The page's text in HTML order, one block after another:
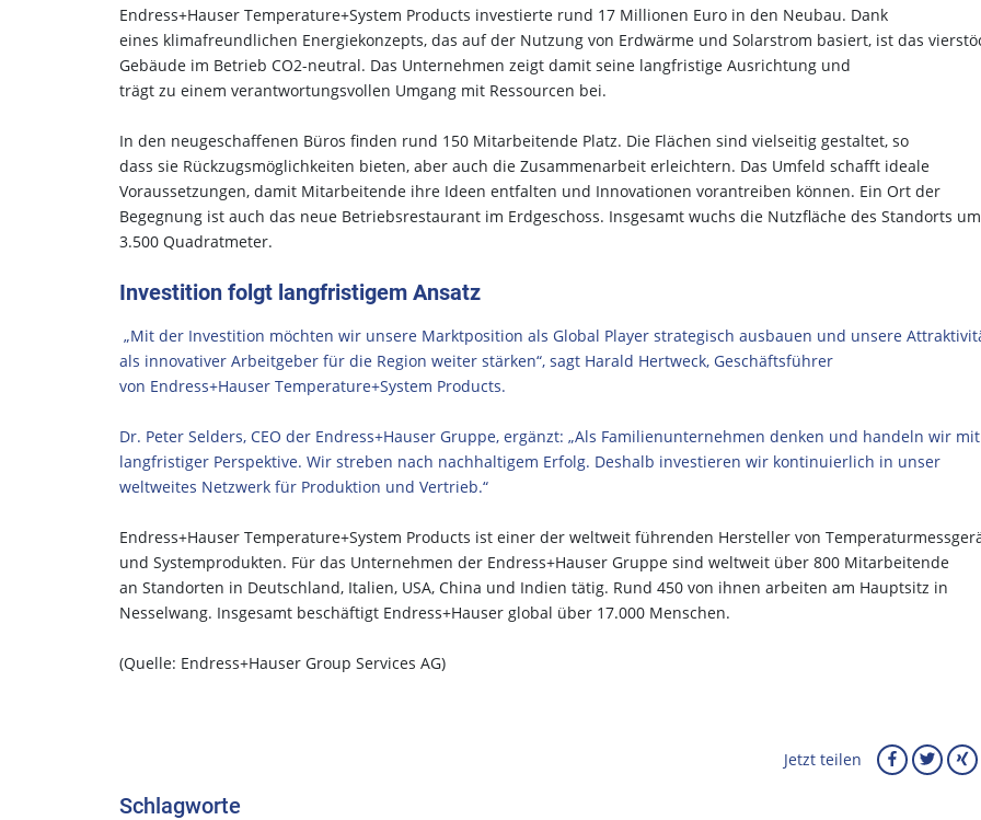
Endress+Hauser Temperature+System Products investierte rund 17 Millionen Euro in den Neubau. Dank
eines klimafreundlichen Energiekonzepts, das auf der Nutzung von Erdwärme und Solarstrom basiert, ist das
Gebäude im Betrieb CO2-neutral. Das Unternehmen zeigt damit seine langfristige Ausrichtung und
trägt zu einem verantwortungsvollen Umgang mit Ressourcen bei.
In den neugeschaffenen Büros finden rund 150 Mitarbeitende Platz. Die Flächen sind vielseitig gestaltet, so
dass sie Rückzugsmöglichkeiten bieten, aber auch die Zusammenarbeit erleichtern. Das Umfeld schafft ideale
Voraussetzungen, damit Mitarbeitende ihre Ideen entfalten und Innovationen vorantreiben können. Ein Ort der
Begegnung ist auch das neue Betriebsrestaurant im Erdgeschoss. Insgesamt wuchs die Nutzfläche des Standorts um
3.500 Quadratmeter.
Investition folgt langfristigem Ansatz
„Mit der Investition möchten wir unsere Marktposition als Global Player strategisch ausbauen und unsere
als innovativer Arbeitgeber für die Region weiter stärken“, sagt Harald Hertweck, Geschäftsführer
von Endress+Hauser Temperature+System Products.
Dr. Peter Selders, CEO der Endress+Hauser Gruppe, ergänzt: „Als Familienunternehmen denken und handeln wir mit
langfristiger Perspektive. Wir streben nach nachhaltigem Erfolg. Deshalb investieren wir kontinuierlich in unser
weltweites Netzwerk für Produktion und Vertrieb.“
Endress+Hauser Temperature+System Products ist einer der weltweit führenden Hersteller von
und Systemprodukten. Für das Unternehmen der Endress+Hauser Gruppe sind weltweit über 800 Mitarbeitende
an Standorten in Deutschland, Italien, USA, China und Indien tätig. Rund 450 von ihnen arbeiten am Hauptsitz in
Nesselwang. Insgesamt beschäftigt Endress+Hauser global über 17.000 Menschen.
(Quelle: Endress+Hauser Group Services AG)
Jetzt teilen
Schlagworte